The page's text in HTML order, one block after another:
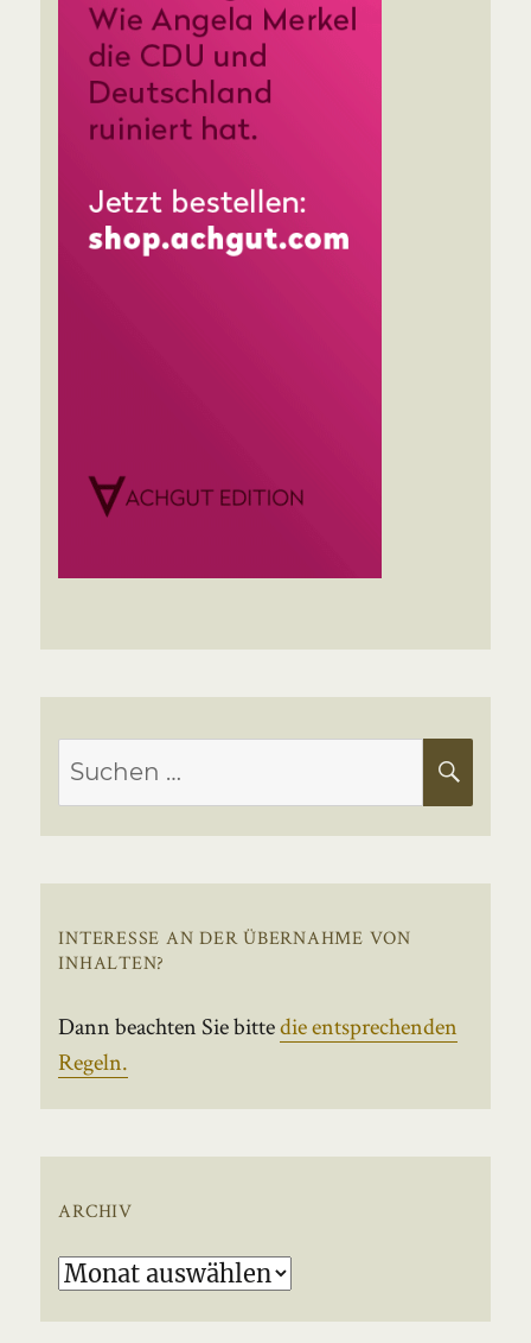
Suchen
nach:
INTERESSE AN DER ÜBERNAHME VON
INHALTEN?
Dann beachten Sie bittedie entsprechenden
Regeln.
ARCHIV
Archiv